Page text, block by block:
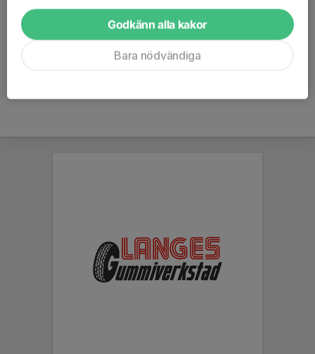
och Tisdag 10-16.
Det är därmed inga ordinarie...Godkänn alla kakor
Bara nödvändiga